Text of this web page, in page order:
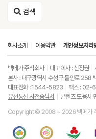
검색
회사소개 이용약관 개인정보처리
백메가 주식회사 대표이사 : 신정권
본사 : 대구광역시 수성구 들안로 258
대표전화 : 1544-5823
팩스 :
유선통신 사전승낙서
콘텐츠 도용시
Copyright © 2008 ~ 2026 백메가 주
랑